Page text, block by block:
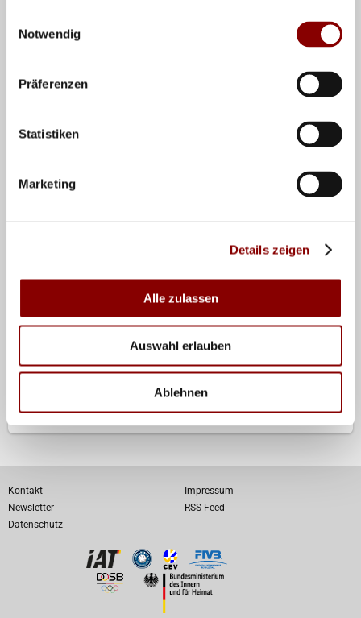
Notwendig
Präferenzen
Statistiken
Marketing
Details zeigen
Alle zulassen
Auswahl erlauben
Ablehnen
2016 Bad Blankenburg
2014 Osterburg
SCHULE
Volleyball Spielabzeichen
Jugend trainiert für Olympia
Kontakt
Impressum
Newsletter
RSS Feed
Datenschutz